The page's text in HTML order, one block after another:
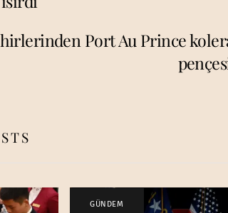
Port Au Prince
GÜNDEM